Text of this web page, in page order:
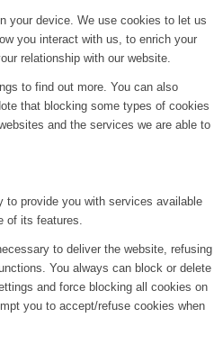
your device. We use cookies to let us
you interact with us, to enrich your
relationship with our website.
to find out more. You can also
that blocking some types of cookies
and the services we are able to
provide you with services available
of its features.
to deliver the website, refusing
You always can block or delete
and force blocking all cookies on
you to accept/refuse cookies when